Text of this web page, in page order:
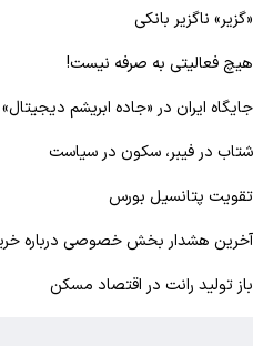
«گزیر» ناگزیر بانکی
هیچ فعالیتی به صرفه نیست!
جایگاه ایران در «جاده ابریشم دیجیتال»
شتاب در فیبر، سکون در سیاست
تقویت پتانسیل بورس
آخرین هشدار بخش خصوصی درباره
باز تولید رانت در اقتصاد مسکن